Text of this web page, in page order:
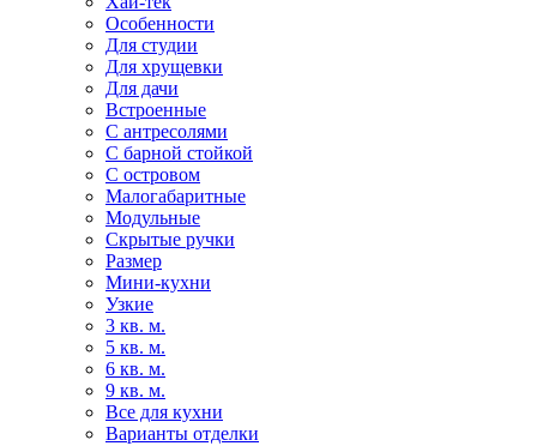
Особенности
Для студии
Для хрущевки
Для дачи
Встроенные
С антресолями
С барной стойкой
С островом
Малогабаритные
Модульные
Скрытые ручки
Размер
Мини-кухни
Узкие
3 кв. м.
5 кв. м.
6 кв. м.
9 кв. м.
Все для кухни
Варианты отделки